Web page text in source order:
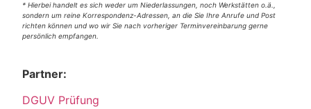
* Hierbei handelt es sich weder um Niederlassungen, noch Werkstätten o.ä.,
sondern um reine Korrespondenz-Adressen, an die Sie Ihre Anrufe und Post
richten können und wo wir Sie nach vorheriger Terminvereinbarung gerne
persönlich empfangen.
Partner:
DGUV Prüfung